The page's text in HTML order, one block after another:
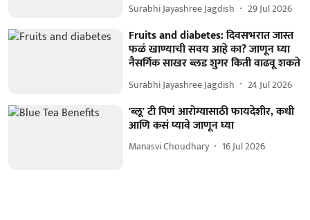
Surabhi Jayashree Jagdish 29 Jul 2026
Fruits and diabetes: दिवसभरात जास्त
फळं खाण्याची सवय आहे का? जाणून घ्या
नैसर्गिक साखर ब्लड शुगर किती वाढवू शकते
Surabhi Jayashree Jagdish 24 Jul 2026
'ब्लू' टी पिणं आरोग्यासाठी फायदेशीर, कधी
आणि कसं प्यावे जाणून घ्या
Manasvi Choudhary 16 Jul 2026